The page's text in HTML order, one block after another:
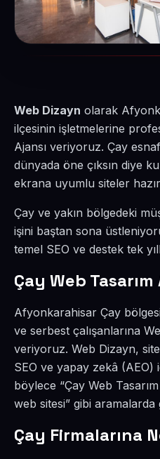
Web Dizayn olarak
ilçesinin işletmelerine
Ajansı veriyoruz. Çay
dünyada öne çıksın diye
ekrana uyumlu siteler
Çay ve yakın bölgedeki
işini baştan sona
temel SEO ve destek tek
Çay Web
Afyonkarahisar Çay
ve serbest çalışanlarına
veriyoruz. Web Dizayn,
SEO ve yapay zekâ
böylece “Çay Web
web sitesi” gibi
Çay Firmalarına